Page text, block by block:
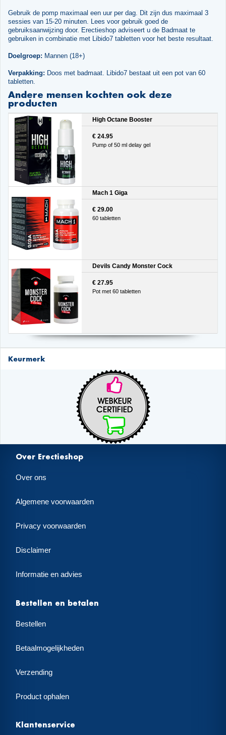
Gebruik de pomp maximaal een uur per dag. Dit zijn dus maximaal 3
sessies van 15-20 minuten. Lees voor gebruik goed de
gebruiksaanwijzing door. Erectieshop adviseert u de Badmaat te
gebruiken in combinatie met Libido7 tabletten voor het beste resultaat.
Doelgroep: Mannen (18+)
Verpakking: Doos met badmaat. Libido7 bestaat uit een pot van 60
tabletten.
Andere mensen kochten ook deze
producten
High Octane Booster
€ 24.95
Pump of 50 ml delay gel
Mach 1 Giga
€ 29.00
60 tabletten
Devils Candy Monster Cock
€ 27.95
Pot met 60 tabletten
Keurmerk
Over Erectieshop
Over ons
Algemene voorwaarden
Privacy voorwaarden
Disclaimer
Informatie en advies
Bestellen en betalen
Bestellen
Betaalmogelijkheden
Verzending
Product ophalen
Klantenservice